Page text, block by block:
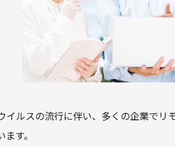
イルスの流行に伴い、多くの企業で
す。